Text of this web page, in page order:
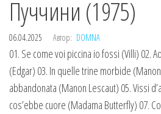
Пуччини (1975)
06.04.2025 Автор: DOMNA
01. Se come voi piccina io fossi (Villi) 02.
(Edgar) 03. In quelle trine morbide
abbandonata (Manon Lescaut) 05. Vissi
cos’ebbe cuore (Madama Butterfly) 07.